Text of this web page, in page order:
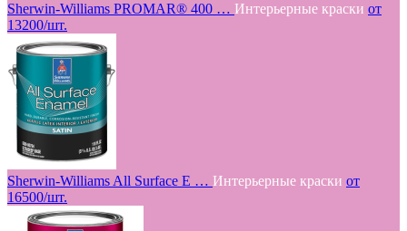
Sherwin-Williams PROMAR® 400 … Интерьерные краски от
13200/шт.
Sherwin-Williams All Surface E … Интерьерные краски от
16500/шт.